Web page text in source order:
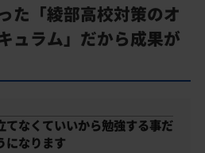
た「綾部高校対策のオ
ュラム」だから成果が
てなくていいから勉強する事だ
になります